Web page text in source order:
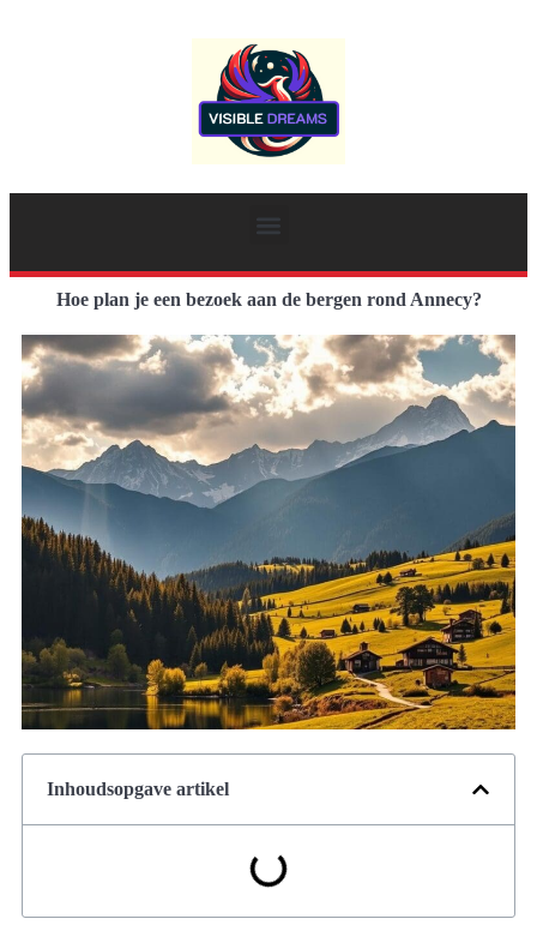
Hoe plan je een bezoek aan de bergen rond Annecy?
Inhoudsopgave artikel